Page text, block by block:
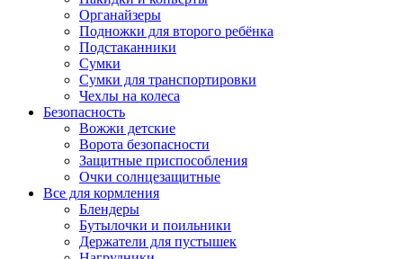
Органайзеры
Подножки для второго ребёнка
Подстаканники
Сумки
Сумки для транспортировки
Чехлы на колеса
Безопасность
Вожжи детские
Ворота безопасности
Защитные приспособления
Очки солнцезащитные
Все для кормления
Блендеры
Бутылочки и поильники
Держатели для пустышек